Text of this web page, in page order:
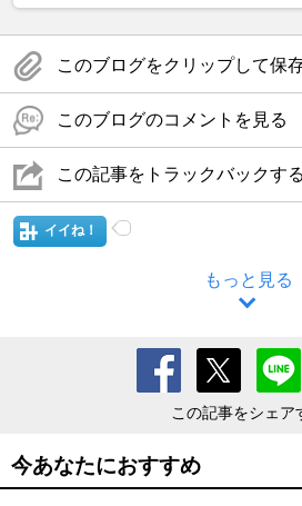
このブログをクリップして保
このブログのコメントを見る
この記事をトラックバックする
イイね！
もっと見る
この記事をシェア
今あなたにおすすめ